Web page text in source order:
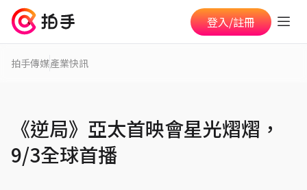
登入/註冊
拍手傳媒產業快訊
《逆局》亞太首映會星光熠熠，
9/3全球首播